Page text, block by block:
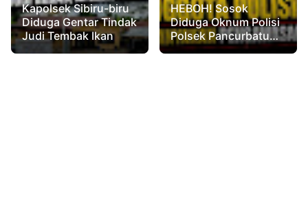
Kapolsek Sibiru-biru
Diduga Gentar Tindak
Judi Tembak Ikan
HEBOH! Sosok
Diduga Oknum Polisi
Polsek Pancurbatu
Jadi Sorotan Publik